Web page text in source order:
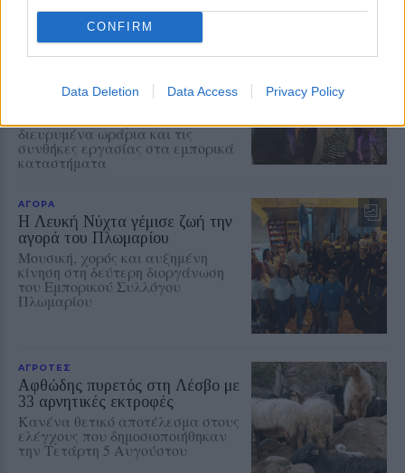
CONFIRM
Data Deletion Data Access Privacy Policy
Αντίδραση των ιδιωτικών
της Μυτιλήνης
Παρέμβαση της Ένωσης Ιδιωτικών
διευρυμένα ωράρια και τις
συνθήκες εργασίας στα εμπορικά
καταστήματα
ΑΓΟΡΑ
Η Λευκή Νύχτα γέμισε ζωή την
αγορά του Πλωμαρίου
Μουσική, χορός και αυξημένη
κίνηση στη δεύτερη διοργάνωση
του Εμπορικού Συλλόγου
Πλωμαρίου
ΑΓΡΟΤΕΣ
Αφθώδης πυρετός στη Λέσβο με
33 αρνητικές εκτροφές
Κανένα θετικό αποτέλεσμα στους
ελέγχους που δημοσιοποιήθηκαν
την Τετάρτη 5 Αυγούστου